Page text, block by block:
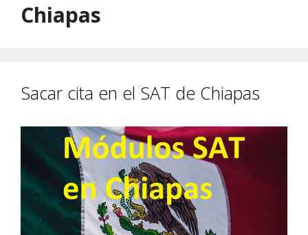
Chiapas
Sacar cita en el SAT de Chiapas